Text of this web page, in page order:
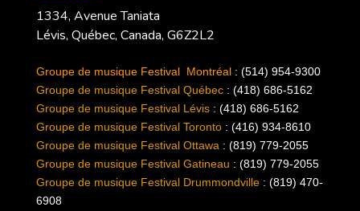
1334, Avenue Taniata
Lévis, Québec, Canada, G6Z2L2
Groupe de musique Festival Montréal : (514) 954-9300
Groupe de musique Festival Québec : (418) 686-5162
Groupe de musique Festival Lévis: (418) 686-5162
Groupe de musique Festival Toronto : (416) 934-8610
Groupe de musique Festival Ottawa : (819) 779-2055
Groupe de musique Festival Gatineau : (819) 779-2055
Groupe de musique Festival Drummondville : (819) 470-
6908